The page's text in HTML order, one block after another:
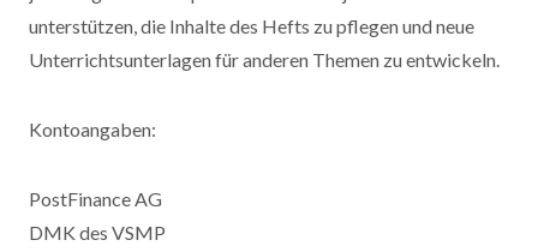
unterstützen, die Inhalte des Hefts zu pflegen und neue
Unterrichtsunterlagen für anderen Themen zu entwickeln.
Kontoangaben:
PostFinance AG
DMK des VSMP